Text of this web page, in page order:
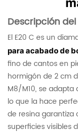
Descripción
El E20 C es un
para acabado de
fino de cantos en
hormigón de 2 cm
M8/M10, se adapta
lo que la hace
de resina garantiza
superficies visibles